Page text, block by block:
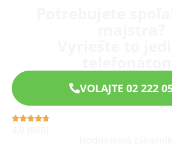
VOLAJTE 02 222